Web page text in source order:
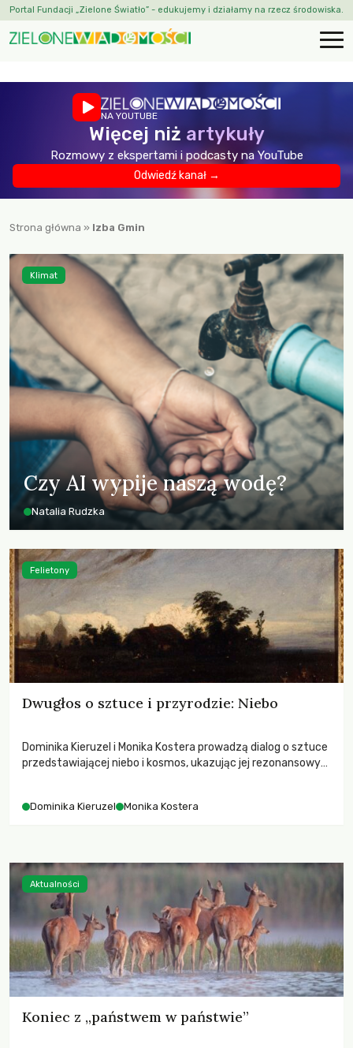
Portal Fundacji „Zielone Światło” - edukujemy i działamy na rzecz środowiska.
NA YOUTUBE
Więcej niż artykuły
Rozmowy z ekspertami i podcasty na YouTube
Odwiedź kanał →
Strona główna » Izba Gmin
Czy AI wypije naszą wodę?
Natalia Rudzka
Klimat
Dwugłos o sztuce i przyrodzie: Niebo
Dominika Kieruzel i Monika Kostera prowadzą dialog o sztuce
przedstawiającej niebo i kosmos, ukazując jej rezonansowy
Dominika Kieruzel Monika Kostera
Felietony
Koniec z „państwem w państwie”
Aktualności